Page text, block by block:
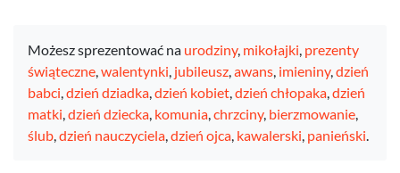
Możesz sprezentować na urodziny, mikołajki, prezenty
świąteczne,walentynki, jubileusz,awans, imieniny,dzień
babci,dzień dziadka,dzień kobiet,dzień chłopaka,dzień
matki,dzień dziecka, komunia,chrzciny, bierzmowanie,
ślub,dzień nauczyciela,dzień ojca, kawalerski, panieński.